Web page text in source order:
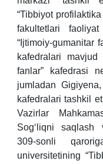
“Tibbiyot
fakultetlari
“Ijtimoiy-gumanitar
kafedralari mavjud
fanlar” kafedrasi
jumladan
kafedralari tashkil
Vazirlar
Sog‘liqni saqlash
309-sonli
universitetining